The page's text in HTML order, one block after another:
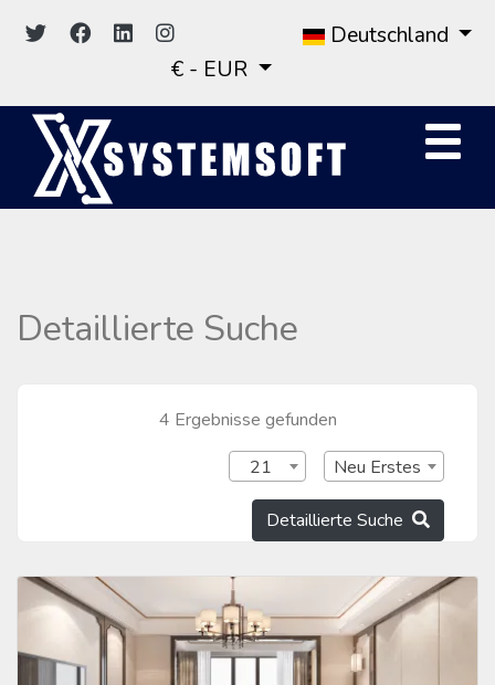
Deutschland
€ - EUR
Detaillierte Suche
4 Ergebnisse gefunden
Neu Erstes
21
Detaillierte Suche